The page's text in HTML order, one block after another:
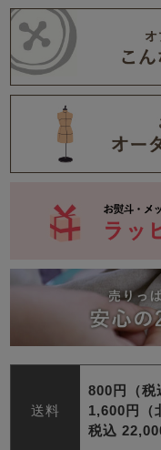
送料
800円（税
1,600円（
税込